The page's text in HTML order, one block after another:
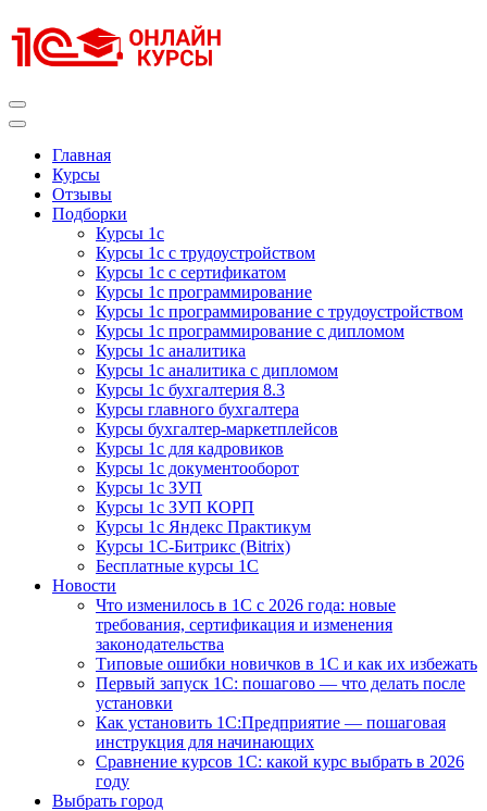
к
содержимому
Главная
Курсы
Отзывы
Подборки
Курсы 1с
Курсы 1с с трудоустройством
Курсы 1с с сертификатом
Курсы 1с программирование
Курсы 1с программирование с трудоустройством
Курсы 1с программирование с дипломом
Курсы 1с аналитика
Курсы 1с аналитика с дипломом
Курсы 1с бухгалтерия 8.3
Курсы главного бухгалтера
Курсы бухгалтер-маркетплейсов
Курсы 1с для кадровиков
Курсы 1с документооборот
Курсы 1с ЗУП
Курсы 1с ЗУП КОРП
Курсы 1с Яндекс Практикум
Курсы 1С-Битрикс (Bitrix)
Бесплатные курсы 1С
Новости
Что изменилось в 1С с 2026 года: новые
требования, сертификация и изменения
законодательства
Типовые ошибки новичков в 1С и как их избежать
Первый запуск 1С: пошагово — что делать после
установки
Как установить 1С:Предприятие — пошаговая
инструкция для начинающих
Сравнение курсов 1С: какой курс выбрать в 2026
году
Выбрать город